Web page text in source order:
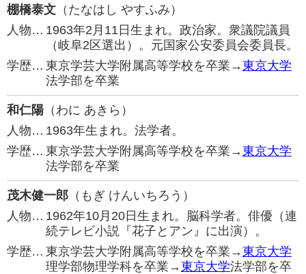
棚橋泰文 （たなはし やすふみ）
人物… 1963年2月11日生まれ。政治家。衆議院議員
（岐阜2区選出）。元国家公安委員会委員長。
学歴… 東京学芸大学附属高等学校を卒業→東京大学
法学部を卒業
和仁陽 （わに あきら）
人物… 1963年生まれ。法学者。
学歴… 東京学芸大学附属高等学校を卒業→東京大学
法学部を卒業
茂木健一郎 （もぎ けんいちろう）
人物… 1962年10月20日生まれ。脳科学者。俳優（連
続テレビ小説『花子とアン』に出演）。
学歴… 東京学芸大学附属高等学校を卒業→東京大学
理学部物理学科を卒業→東京大学法学部を卒